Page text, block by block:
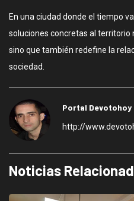
En una ciudad donde el tiempo
soluciones concretas al territorio
sino que también redefine la
sociedad.
Portal Devotohoy
http://
Noticias